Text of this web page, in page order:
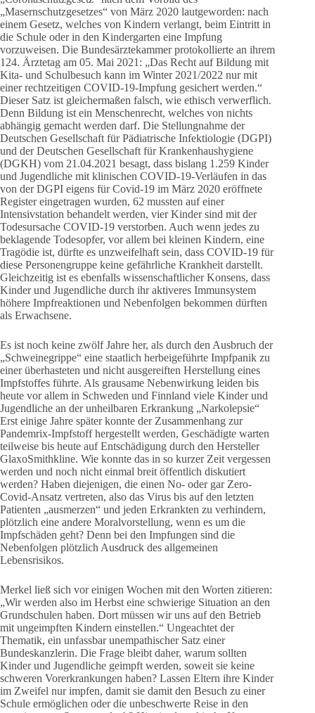
„Masernschutzgesetzes“ von März 2020 lautgeworden: nach
einem Gesetz, welches von Kindern verlangt, beim Eintritt in
die Schule oder in den Kindergarten eine Impfung
vorzuweisen. Die Bundesärztekammer protokollierte an ihrem
124. Ärztetag am 05. Mai 2021: „Das Recht auf Bildung mit
Kita- und Schulbesuch kann im Winter 2021/2022 nur mit
einer rechtzeitigen COVID-19-Impfung gesichert werden.“
Dieser Satz ist gleichermaßen falsch, wie ethisch verwerflich.
Denn Bildung ist ein Menschenrecht, welches von nichts
abhängig gemacht werden darf. Die Stellungnahme der
Deutschen Gesellschaft für Pädiatrische Infektiologie (DGPI)
und der Deutschen Gesellschaft für Krankenhaushygiene
(DGKH) vom 21.04.2021 besagt, dass bislang 1.259 Kinder
und Jugendliche mit klinischen COVID-19-Verläufen in das
von der DGPI eigens für Covid-19 im März 2020 eröffnete
Register eingetragen wurden, 62 mussten auf einer
Intensivstation behandelt werden, vier Kinder sind mit der
Todesursache COVID-19 verstorben. Auch wenn jedes zu
beklagende Todesopfer, vor allem bei kleinen Kindern, eine
Tragödie ist, dürfte es unzweifelhaft sein, dass COVID-19 für
diese Personengruppe keine gefährliche Krankheit darstellt.
Gleichzeitig ist es ebenfalls wissenschaftlicher Konsens, dass
Kinder und Jugendliche durch ihr aktiveres Immunsystem
höhere Impfreaktionen und Nebenfolgen bekommen dürften
als Erwachsene.
Es ist noch keine zwölf Jahre her, als durch den Ausbruch der
„Schweinegrippe“ eine staatlich herbeigeführte Impfpanik zu
einer überhasteten und nicht ausgereiften Herstellung eines
Impfstoffes führte. Als grausame Nebenwirkung leiden bis
heute vor allem in Schweden und Finnland viele Kinder und
Jugendliche an der unheilbaren Erkrankung „Narkolepsie“
Erst einige Jahre später konnte der Zusammenhang zur
Pandemrix-Impfstoff hergestellt werden, Geschädigte warten
teilweise bis heute auf Entschädigung durch den Hersteller
GlaxoSmithkline. Wie konnte das in so kurzer Zeit vergessen
werden und noch nicht einmal breit öffentlich diskutiert
werden? Haben diejenigen, die einen No- oder gar Zero-
Covid-Ansatz vertreten, also das Virus bis auf den letzten
Patienten „ausmerzen“ und jeden Erkrankten zu verhindern,
plötzlich eine andere Moralvorstellung, wenn es um die
Impfschäden geht? Denn bei den Impfungen sind die
Nebenfolgen plötzlich Ausdruck des allgemeinen
Lebensrisikos.
Merkel ließ sich vor einigen Wochen mit den Worten zitieren:
„Wir werden also im Herbst eine schwierige Situation an den
Grundschulen haben. Dort müssen wir uns auf den Betrieb
mit ungeimpften Kindern einstellen.“ Ungeachtet der
Thematik, ein unfassbar unempathischer Satz einer
Bundeskanzlerin. Die Frage bleibt daher, warum sollten
Kinder und Jugendliche geimpft werden, soweit sie keine
schweren Vorerkrankungen haben? Lassen Eltern ihre Kinder
im Zweifel nur impfen, damit sie damit den Besuch zu einer
Schule ermöglichen oder die unbeschwerte Reise in den